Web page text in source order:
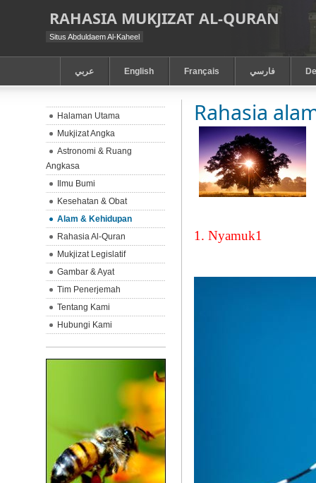
RAHASIA MUKJIZAT AL-QURAN
Situs Abduldaem Al-Kaheel
عربي English Français فارسي
Rahasia
1. Nyamuk1
Halaman Utama
Mukjizat Angka
Astronomi & Ruang
Angkasa
Ilmu Bumi
Kesehatan & Obat
Alam & Kehidupan
Rahasia Al-Quran
Mukjizat Legislatif
Gambar & Ayat
Tim Penerjemah
Tentang Kami
Hubungi Kami